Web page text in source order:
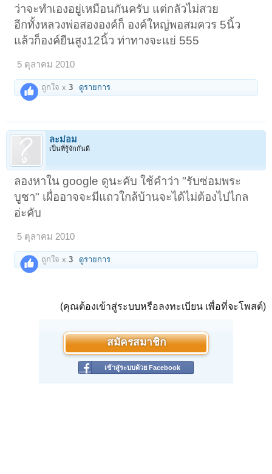
ว่าจะทำเองอยู่เหมือนกันครับ แต่กลัวไม่สวย
อีกทั้งหลวงพ่อสององค์ก็ องค์ใหญ่พอสมควร 5นิ้ว
แล้วก็องค์ยืนสูง12นิ้ว ท่าทางจะแย่ 555
5 ตุลาคม 2010
ถูกใจ x3 ดูรายการ
ละม่อม
เป็นที่รู้จักกันดี
ลองหาใน google ดูนะคับ ใช้คำว่า "รับซ่อมพระ
บูชา" เผื่ออาจจะมีแถวใกล้บ้านจะได้ไม่ต้องไปไกล
อ่ะคับ
5 ตุลาคม 2010
ถูกใจ x3 ดูรายการ
(คุณต้องเข้าสู่ระบบหรือลงทะเบียน เพื่อที่จะโพสต์)
สมัครสมาชิก
เข้าสู่ระบบด้วย Facebook